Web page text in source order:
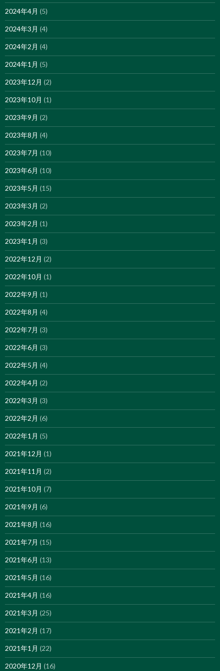
2024年4月 (5)
2024年3月 (4)
2024年2月 (4)
2024年1月 (5)
2023年12月 (2)
2023年10月 (1)
2023年9月 (2)
2023年8月 (4)
2023年7月 (10)
2023年6月 (10)
2023年5月 (15)
2023年3月 (2)
2023年2月 (1)
2023年1月 (3)
2022年12月 (2)
2022年10月 (1)
2022年9月 (1)
2022年8月 (4)
2022年7月 (3)
2022年6月 (3)
2022年5月 (4)
2022年4月 (2)
2022年3月 (3)
2022年2月 (6)
2022年1月 (5)
2021年12月 (1)
2021年11月 (2)
2021年10月 (7)
2021年9月 (6)
2021年8月 (16)
2021年7月 (15)
2021年6月 (13)
2021年5月 (16)
2021年4月 (16)
2021年3月 (25)
2021年2月 (17)
2021年1月 (22)
2020年12月 (16)